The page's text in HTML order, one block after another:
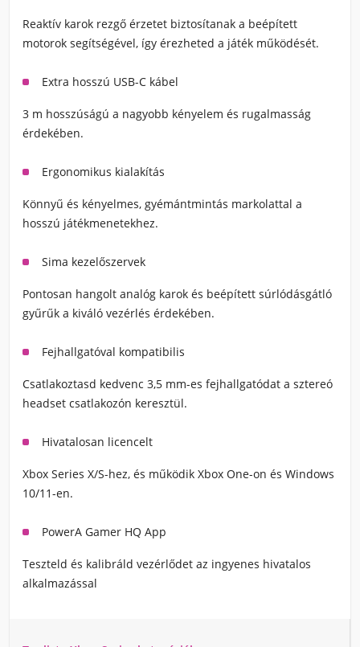
Reaktív karok rezgő érzetet biztosítanak a beépített
motorok segítségével, így érezheted a játék működését.
Extra hosszú USB-C kábel
3 m hosszúságú a nagyobb kényelem és rugalmasság
érdekében.
Ergonomikus kialakítás
Könnyű és kényelmes, gyémántmintás markolattal a
hosszú játékmenetekhez.
Sima kezelőszervek
Pontosan hangolt analóg karok és beépített súrlódásgátló
gyűrűk a kiváló vezérlés érdekében.
Fejhallgatóval kompatibilis
Csatlakoztasd kedvenc 3,5 mm-es fejhallgatódat a sztereó
headset csatlakozón keresztül.
Hivatalosan licencelt
Xbox Series X/S-hez, és működik Xbox One-on és Windows
10/11-en.
PowerA Gamer HQ App
Teszteld és kalibráld vezérlődet az ingyenes hivatalos
alkalmazással